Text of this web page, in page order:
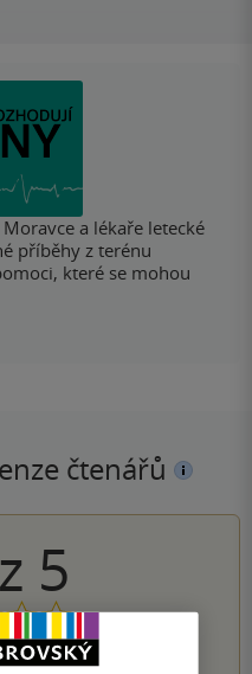
a lékaře letecké
příběhy z terénu
které se mohou
čtenářů
z 5